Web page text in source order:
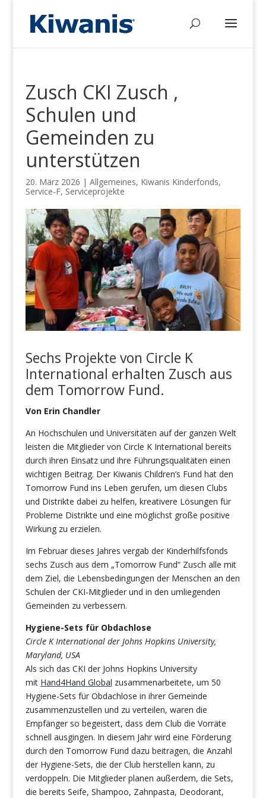
Zusch CKI Zusch ,
Schulen und
Gemeinden zu
unterstützen
20. März 2026 | Allgemeines, Kiwanis Kinderfonds,
Service-F, Serviceprojekte
Sechs Projekte von Circle K
International erhalten Zusch aus
dem Tomorrow Fund.
Von Erin Chandler
An Hochschulen und Universitäten auf der ganzen Welt
leisten die Mitglieder von Circle K International bereits
durch ihren Einsatz und ihre Führungsqualitäten einen
wichtigen Beitrag. Der Kiwanis Children’s Fund hat den
Tomorrow Fund ins Leben gerufen, um diesen Clubs
und Distrikte dabei zu helfen, kreativere Lösungen für
Probleme Distrikte und eine möglichst große positive
Wirkung zu erzielen.
Im Februar dieses Jahres vergab der Kinderhilfsfonds
sechs Zusch aus dem „Tomorrow Fund“ Zusch alle mit
dem Ziel, die Lebensbedingungen der Menschen an den
Schulen der CKI-Mitglieder und in den umliegenden
Gemeinden zu verbessern.
Hygiene-Sets für Obdachlose
Circle K International der Johns Hopkins University,
Maryland, USA
Als sich das CKI der Johns Hopkins University
mit Hand4Hand Global zusammenarbeitete, um 50
Hygiene-Sets für Obdachlose in ihrer Gemeinde
zusammenzustellen und zu verteilen, waren die
Empfänger so begeistert, dass dem Club die Vorräte
schnell ausgingen. In diesem Jahr wird eine Förderung
durch den Tomorrow Fund dazu beitragen, die Anzahl
der Hygiene-Sets, die der Club herstellen kann, zu
verdoppeln. Die Mitglieder planen außerdem, die Sets,
die bereits Seife, Shampoo, Zahnpasta, Deodorant,